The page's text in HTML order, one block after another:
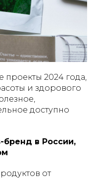
проекты 2024 года,
и здорового
доступно
в России,
от